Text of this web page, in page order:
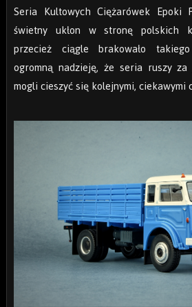
Seria Kultowych Ciężarówek Epoki
świetny ukłon w stronę polskich
przecież ciągle brakowało
ogromną nadzieję, że seria ruszy
mogli cieszyć się kolejnymi, ciekawymi